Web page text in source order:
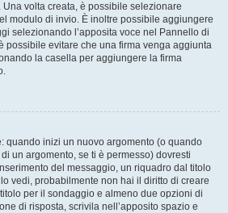
volta creata, è possibile selezionare
modulo di invio. È inoltre possibile aggiungere
selezionando l’apposita voce nel Pannello di
possibile evitare che una firma venga aggiunta
la casella per aggiungere la firma
quando inizi un nuovo argomento (o quando
un argomento, se ti è permesso) dovresti
del messaggio, un riquadro dal titolo
vedi, probabilmente non hai il diritto di creare
per il sondaggio e almeno due opzioni di
di risposta, scrivila nell’apposito spazio e